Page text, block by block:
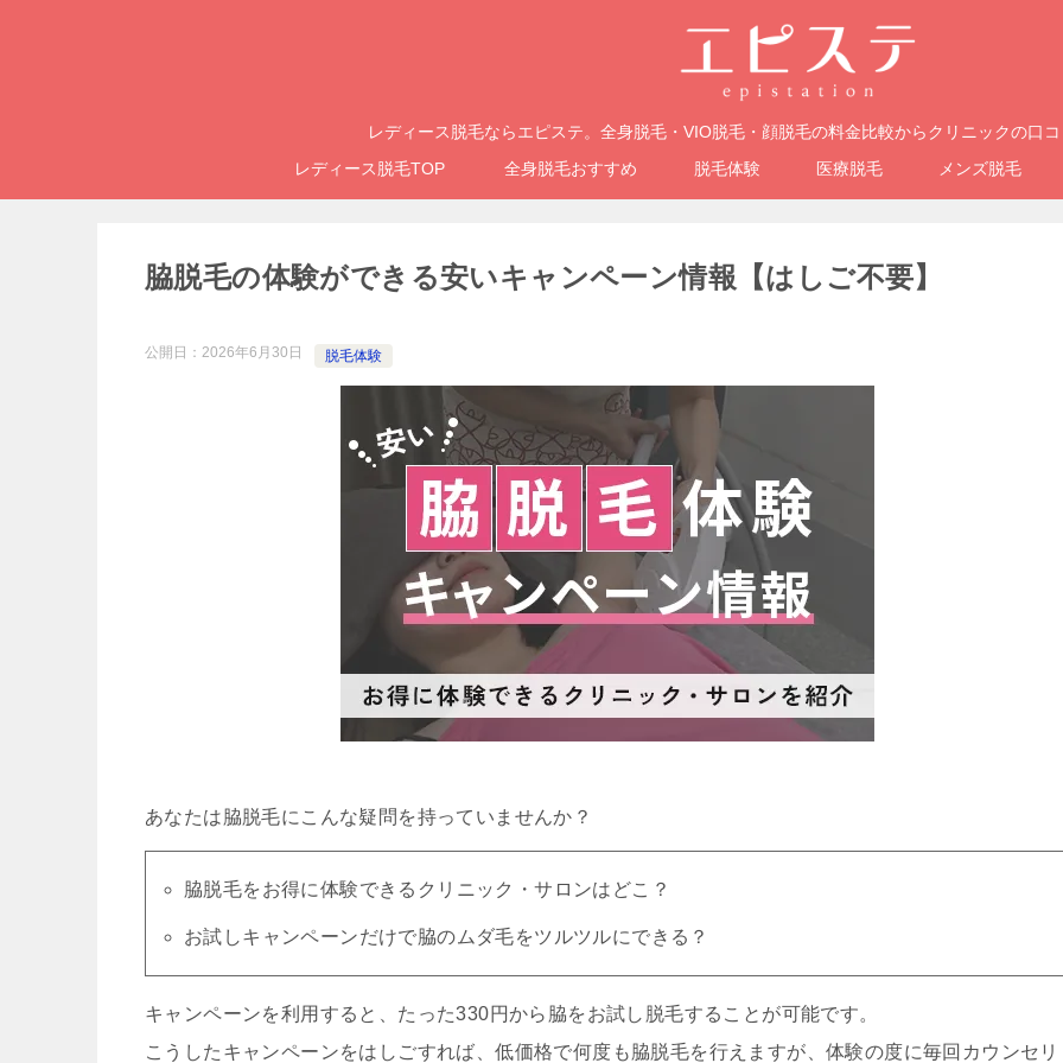
レディース脱毛ならエピステ。全身脱毛・VIO脱毛・顔脱毛の料金比較からクリニックの口
レディース脱毛TOP
全身脱毛おすすめ 脱毛体験 医療脱毛 メンズ脱毛
脇脱毛の体験ができる安いキャンペーン情報【はしご不要】
公開日： 2026年6月30日 脱毛体験
あなたは脇脱毛にこんな疑問を持っていませんか？
脇脱毛をお得に体験できるクリニック・サロンはどこ？
お試しキャンペーンだけで脇のムダ毛をツルツルにできる？
キャンペーンを利用すると、たった330円から脇をお試し脱毛することが可能です。
こうしたキャンペーンをはしごすれば、低価格で何度も脇脱毛を行えますが、体験の度に毎回カウンセリ